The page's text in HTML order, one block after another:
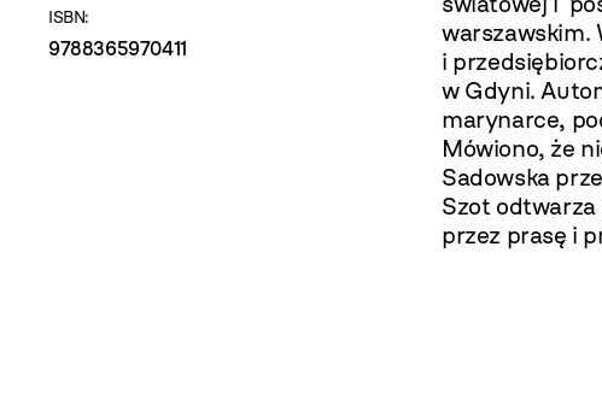
ISBN:
9788365970411
warszawskim.
i
w Gdyni.
marynarce,
Mówiono, że
Sadowska
Szot
przez prasę i